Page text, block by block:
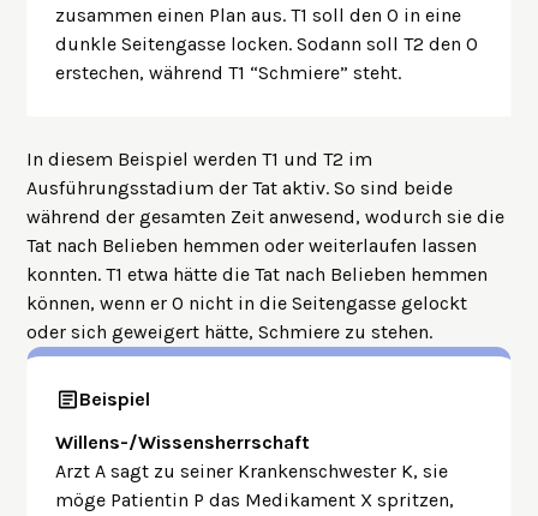
zusammen einen Plan aus. T1 soll den O in eine
dunkle Seitengasse locken. Sodann soll T2 den O
erstechen, während T1 “Schmiere” steht.
In diesem Beispiel werden T1 und T2 im
Ausführungsstadium der Tat aktiv. So sind beide
während der gesamten Zeit anwesend, wodurch sie die
Tat nach Belieben hemmen oder weiterlaufen lassen
konnten. T1 etwa hätte die Tat nach Belieben hemmen
können, wenn er O nicht in die Seitengasse gelockt
oder sich geweigert hätte, Schmiere zu stehen.
Beispiel
Willens-/Wissensherrschaft
Arzt A sagt zu seiner Krankenschwester K, sie
möge Patientin P das Medikament X spritzen,